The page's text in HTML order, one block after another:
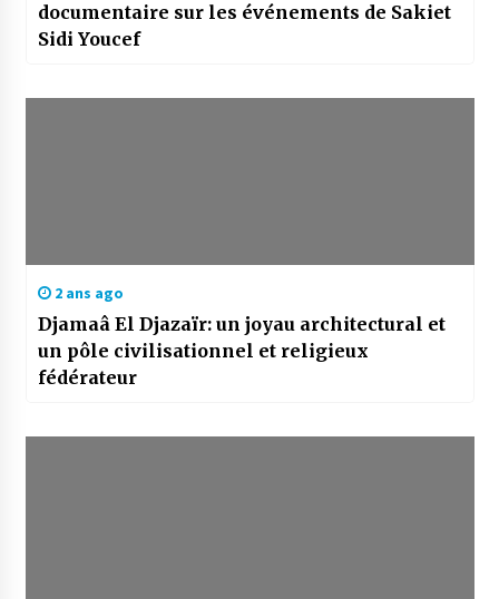
documentaire sur les événements de Sakiet
Sidi Youcef
2 ans ago
Djamaâ El Djazaïr: un joyau architectural et
un pôle civilisationnel et religieux
fédérateur